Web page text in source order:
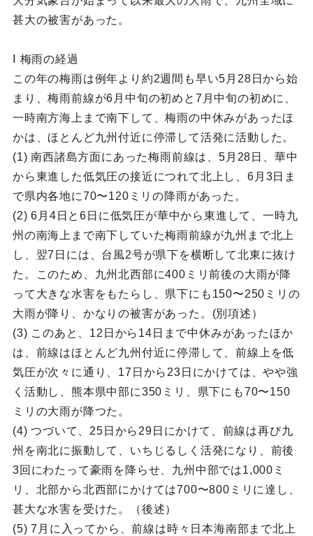
甚大の被害があった。
Ⅰ 梅雨の経過
この年の梅雨は例年より約2週間も早い5月28日から始
まり、梅雨前線が6月中旬の初めと7月中旬の初めに、
一時南方海上まで南下して、梅雨の中休みがあったほ
かは、ほとんど九州付近に停滞して活発に活動した。
(1) 南西諸島方面にあった梅雨前線は、5月28日、華中
から東進した低気圧の接近につれて北上し、6月3日ま
で県内各地に70〜120ミリの降雨があった。
(2) 6月4日と6日に低気圧が華中から東進して、一時九
州の南海上まで南下していた梅雨前線が九州まで北上
し、翌7日には、台風2号が県下を横断して北東に抜け
た。このため、九州北西部に400ミリ前後の大雨が降
って大きな水害をもたらし、県下にも150〜250ミリの
大雨が降り、かなりの被害があった。(別項述）
(3) このあと、12日から14日まで中休みがあったほか
は、前線はほとんど九州付近に停滞して、前線上を低
気圧が次々に通り、17日から23日にかけては、やや強
く活動し、熊本県中部に350ミリ、県下にも70〜150
ミリの大雨が降つた。
(4) つづいて、25日から29日にかけて、前線は再び九
州を南北に振動して、いちじるしく活発になり、前後
3回にわたって豪雨を降らせ、九州中部では1,000ミ
リ、北部から北西部にかけては700〜800ミリに達し、
甚大な水害を受けた。（後述）
(5) 7月に入ってから、前線は時々日本海南部まで北上